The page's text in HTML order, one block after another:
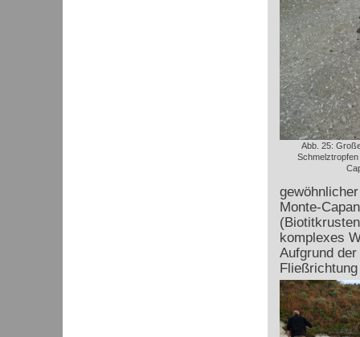
Abb. 25:
Monte-
komplexes
Aufgrund